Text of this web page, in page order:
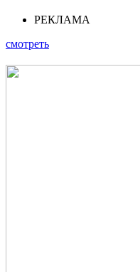
РЕКЛАМА
смотреть